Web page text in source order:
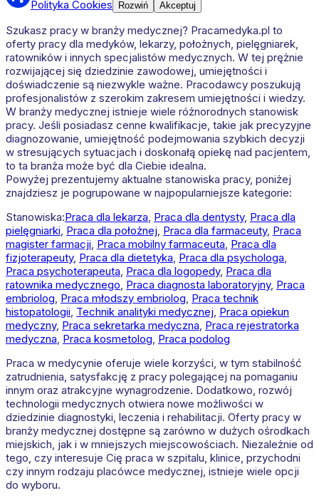
Polityka Cookies Rozwiń Akceptuj
Szukasz pracy w branży medycznej? Pracamedyka.pl to
oferty pracy dla medyków, lekarzy, położnych, pielęgniarek,
ratowników i innych specjalistów medycznych. W tej prężnie
rozwijającej się dziedzinie zawodowej, umiejętności i
doświadczenie są niezwykle ważne. Pracodawcy poszukują
profesjonalistów z szerokim zakresem umiejętności i wiedzy.
W branży medycznej istnieje wiele różnorodnych stanowisk
pracy. Jeśli posiadasz cenne kwalifikacje, takie jak precyzyjne
diagnozowanie, umiejętność podejmowania szybkich decyzji
w stresujących sytuacjach i doskonałą opiekę nad pacjentem,
to ta branża może być dla Ciebie idealna.
Powyżej prezentujemy aktualne stanowiska pracy, poniżej
znajdziesz je pogrupowane w najpopularniejsze kategorie:
Stanowiska:Praca dla lekarza, Praca dla dentysty, Praca dla
pielęgniarki, Praca dla położnej, Praca dla farmaceuty, Praca
magister farmacji, Praca mobilny farmaceuta, Praca dla
fizjoterapeuty, Praca dla dietetyka, Praca dla psychologa,
Praca psychoterapeuta, Praca dla logopedy, Praca dla
ratownika medycznego, Praca diagnosta laboratoryjny, Praca
embriolog, Praca młodszy embriolog, Praca technik
histopatologii, Technik analityki medycznej, Praca opiekun
medyczny, Praca sekretarka medyczna, Praca rejestratorka
medyczna, Praca kosmetolog, Praca podolog
Praca w medycynie oferuje wiele korzyści, w tym stabilność
zatrudnienia, satysfakcję z pracy polegającej na pomaganiu
innym oraz atrakcyjne wynagrodzenie. Dodatkowo, rozwój
technologii medycznych otwiera nowe możliwości w
dziedzinie diagnostyki, leczenia i rehabilitacji. Oferty pracy w
branży medycznej dostępne są zarówno w dużych ośrodkach
miejskich, jak i w mniejszych miejscowościach. Niezależnie od
tego, czy interesuje Cię praca w szpitalu, klinice, przychodni
czy innym rodzaju placówce medycznej, istnieje wiele opcji
do wyboru.